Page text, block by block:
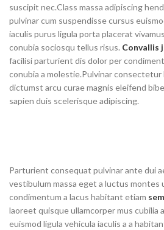
suscipit nec.Class massa adipiscing
pulvinar cum suspendisse cursus
iaculis purus ligula porta placerat
conubia sociosqu tellus risus. Convallis
facilisi parturient dis dolor per
conubia a molestie.Pulvinar consectetur
dictumst arcu curae magnis eleifend
sapien duis scelerisque adipiscing.
Parturient consequat pulvinar ante dui
vestibulum massa eget a luctus montes
condimentum a lacus habitant etiam
laoreet quisque ullamcorper mus cubilia
euismod ligula vehicula iaculis a a